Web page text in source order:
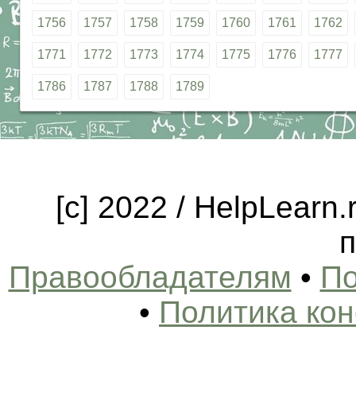
1756 1757 1758 1759 1760 1761 1762
1771 1772 1773 1774 1775 1776 1777
1786 1787 1788 1789
[c] 2022 /
Правообладателям •
• Политика